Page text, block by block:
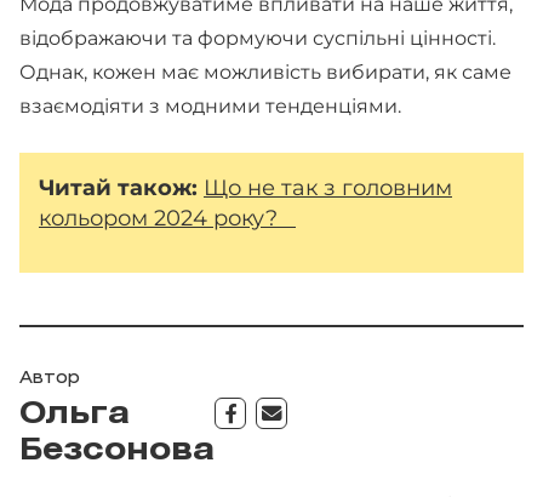
відображаючи та формуючи суспільні цінності.
Однак, кожен має можливість вибирати, як саме
взаємодіяти з модними тенденціями.
Читай також: Що не так з головним
кольором 2024 року?
Автор
Ольга
Безсонова